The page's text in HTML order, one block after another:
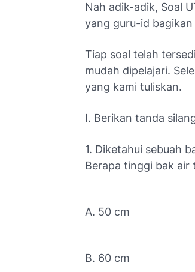
Nah adik-adik, Soal
yang guru-id
Tiap soal telah
mudah dipelajari.
yang kami tuliskan.
I. Berikan tanda
1. Diketahui sebuah
Berapa tinggi bak air
A. 50 cm
B. 60 cm